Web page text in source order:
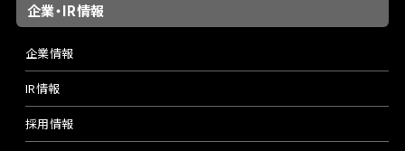
企業・IR情報
企業情報
IR情報
採用情報